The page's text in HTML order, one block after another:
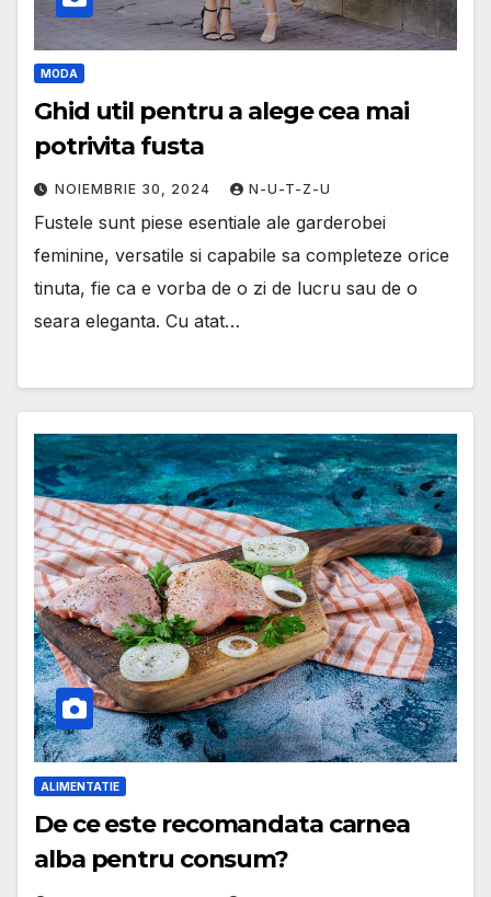
MODA
Ghid util pentru a alege cea mai
potrivita fusta
NOIEMBRIE 30, 2024 N-U-T-Z-U
Fustele sunt piese esentiale ale garderobei
feminine, versatile si capabile sa completeze orice
tinuta, fie ca e vorba de o zi de lucru sau de o
seara eleganta. Cu atat…
ALIMENTATIE
De ce este recomandata carnea
alba pentru consum?